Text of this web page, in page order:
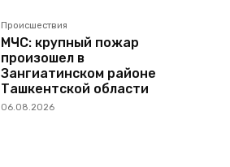
Происшествия
МЧС: крупный пожар
произошел в
Зангиатинском районе
Ташкентской области
06.08.2026